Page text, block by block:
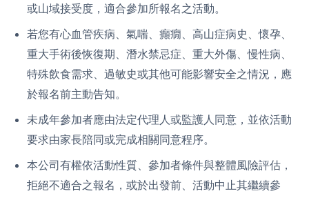
或山域接受度，適合參加所報名之活動。
若您有心血管疾病、氣喘、癲癇、高山症病史、懷孕、
重大手術後恢復期、潛水禁忌症、重大外傷、慢性病、
特殊飲食需求、過敏史或其他可能影響安全之情況，應
於報名前主動告知。
未成年參加者應由法定代理人或監護人同意，並依活動
要求由家長陪同或完成相關同意程序。
本公司有權依活動性質、參加者條件與整體風險評估，
拒絕不適合之報名，或於出發前、活動中止其繼續參